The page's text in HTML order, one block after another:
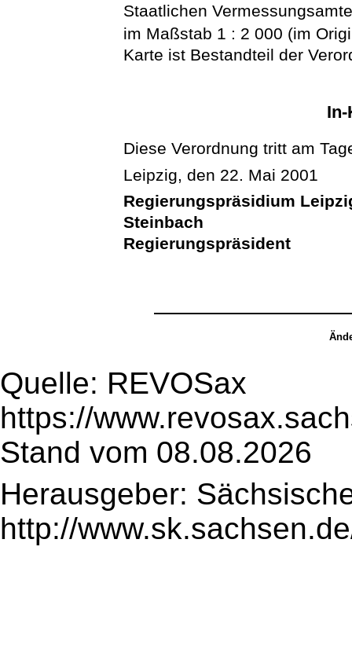
Staatlichen
im Maßstab 1 : 2 000 (im
Karte ist Bestandteil der
Diese Verordnung tritt am
Leipzig, den 22. Mai 2001
Regierungspräsidium
Steinbach
Regierungspräsident
Quelle: REVOSax
https://
Stand vom 08.08.2026
Herausgeber:
http://